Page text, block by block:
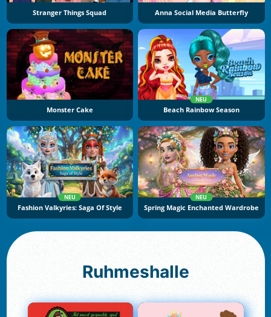
Stranger Things Squad Anna Social Media Butterfly
Monster Cake
NEU
Beach Rainbow Season
NEU
Fashion Valkyries: Saga Of Style
NEU
Spring Magic Enchanted Wardrobe
Ruhmeshalle